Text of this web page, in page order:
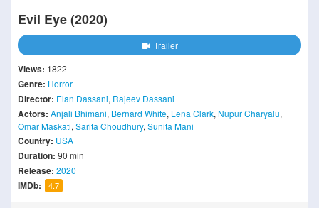
Evil Eye (2020)
Trailer
Views: 1822
Genre: Horror
Director: Elan Dassani, Rajeev Dassani
Actors: Anjali Bhimani, Bernard White, Lena Clark, Nupur Charyalu,
Omar Maskati, Sarita Choudhury, Sunita Mani
Country: USA
Duration: 90 min
Release: 2020
IMDb: 4.7